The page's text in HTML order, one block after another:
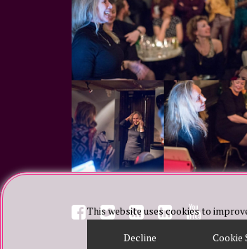
This website uses cookies to
Decline
Cookie